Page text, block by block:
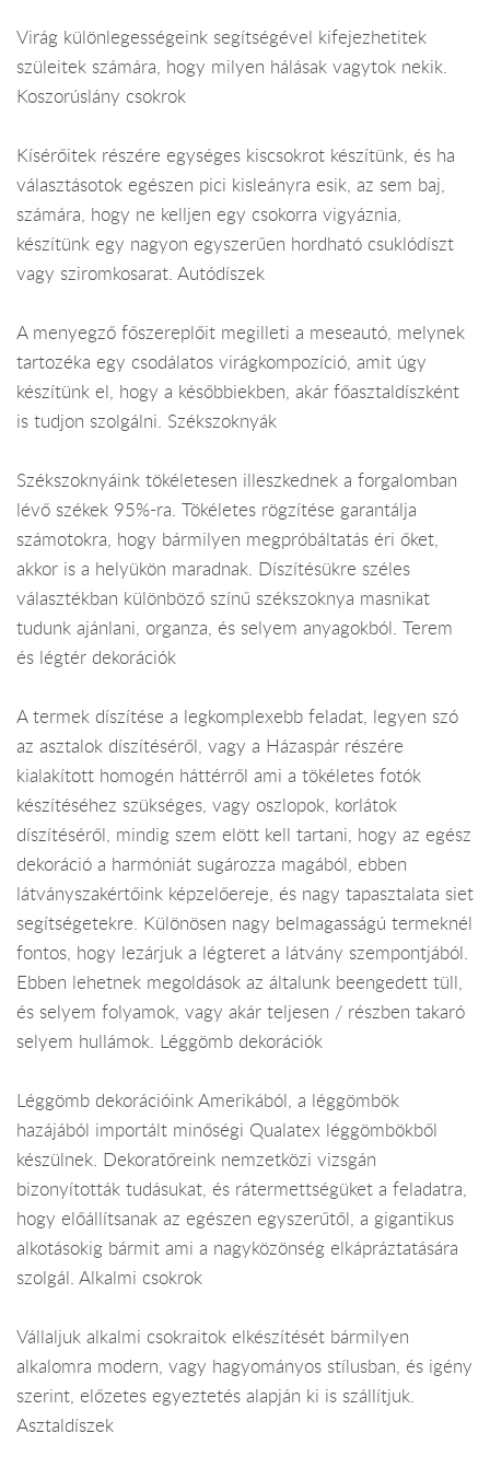
Virág különlegességeink segítségével kifejezhetitek
szüleitek számára, hogy milyen hálásak vagytok nekik.
Koszorúslány csokrok
Kísérőitek részére egységes kiscsokrot készítünk, és ha
választásotok egészen pici kisleányra esik, az sem baj,
számára, hogy ne kelljen egy csokorra vigyáznia,
készítünk egy nagyon egyszerűen hordható csuklódíszt
vagy sziromkosarat. Autódíszek
A menyegző főszereplőit megilleti a meseautó, melynek
tartozéka egy csodálatos virágkompozíció, amit úgy
készítünk el, hogy a későbbiekben, akár főasztaldíszként
is tudjon szolgálni. Székszoknyák
Székszoknyáink tökéletesen illeszkednek a forgalomban
lévő székek 95%-ra. Tökéletes rögzítése garantálja
számotokra, hogy bármilyen megpróbáltatás éri őket,
akkor is a helyükön maradnak. Díszítésükre széles
választékban különböző színű székszoknya masnikat
tudunk ajánlani, organza, és selyem anyagokból. Terem
és légtér dekorációk
A termek díszítése a legkomplexebb feladat, legyen szó
az asztalok díszítéséről, vagy a Házaspár részére
kialakított homogén háttérről ami a tökéletes fotók
készítéséhez szükséges, vagy oszlopok, korlátok
díszítéséről, mindig szem elött kell tartani, hogy az egész
dekoráció a harmóniát sugározza magából, ebben
látványszakértőink képzelőereje, és nagy tapasztalata siet
segítségetekre. Különösen nagy belmagasságú termeknél
fontos, hogy lezárjuk a légteret a látvány szempontjából.
Ebben lehetnek megoldások az általunk beengedett tüll,
és selyem folyamok, vagy akár teljesen / részben takaró
selyem hullámok. Léggömb dekorációk
Léggömb dekorációink Amerikából, a léggömbök
hazájából importált minőségi Qualatex léggömbökből
készülnek. Dekoratőreink nemzetközi vizsgán
bizonyították tudásukat, és rátermettségüket a feladatra,
hogy előállítsanak az egészen egyszerűtől, a gigantikus
alkotásokig bármit ami a nagyközönség elkápráztatására
szolgál. Alkalmi csokrok
Vállaljuk alkalmi csokraitok elkészítését bármilyen
alkalomra modern, vagy hagyományos stílusban, és igény
szerint, előzetes egyeztetés alapján ki is szállítjuk.
Asztaldíszek